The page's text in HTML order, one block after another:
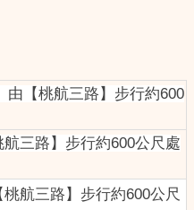
由【桃航三路】步行約600
三路】步行約600公尺處
航三路】步行約600公尺